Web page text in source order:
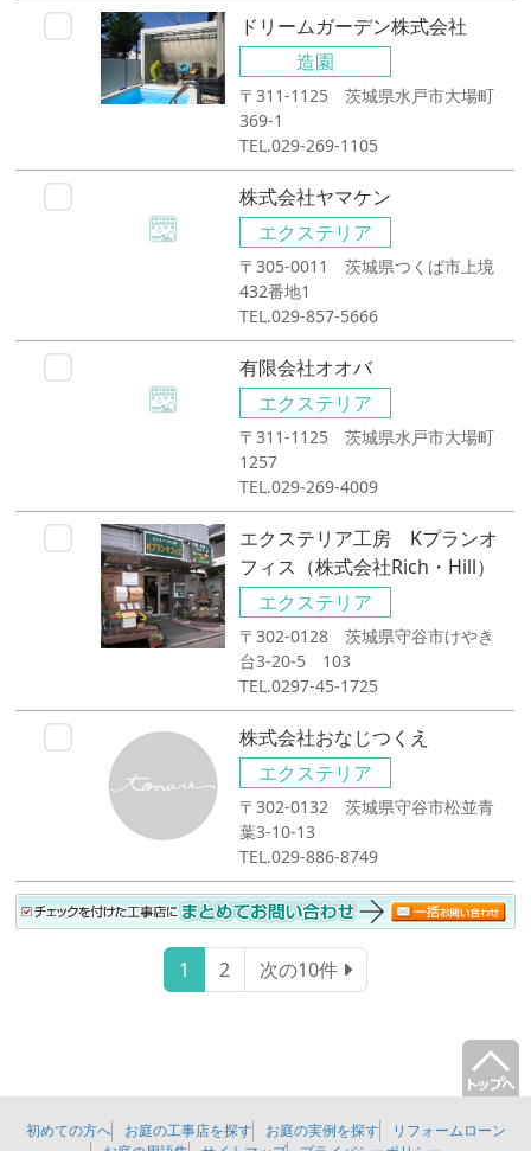
ドリームガーデン株式会社
造園
〒311-1125 茨城県水戸市大場町
369-1
TEL.029-269-1105
株式会社ヤマケン
エクステリア
〒305-0011 茨城県つくば市上境
432番地1
TEL.029-857-5666
有限会社オオバ
エクステリア
〒311-1125 茨城県水戸市大場町
1257
TEL.029-269-4009
エクステリア工房 Kプランオ
フィス（株式会社Rich・Hill）
エクステリア
〒302-0128 茨城県守谷市けやき
台3-20-5 103
TEL.0297-45-1725
株式会社おなじつくえ
エクステリア
〒302-0132 茨城県守谷市松並青
葉3-10-13
TEL.029-886-8749
1 2 次の10件
初めての方へ お庭の工事店を探す お庭の実例を探す
リフォームローン